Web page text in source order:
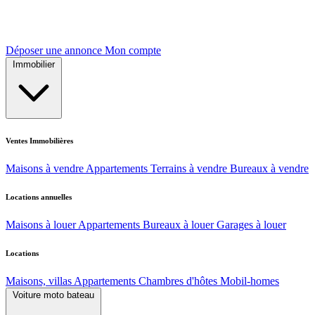
Déposer une annonce Mon compte
Immobilier
Ventes Immobilières
Maisons à vendre Appartements Terrains à vendre Bureaux à vendre
Locations annuelles
Maisons à louer Appartements Bureaux à louer Garages à louer
Locations
Maisons, villas Appartements Chambres d'hôtes Mobil-homes
Voiture moto bateau